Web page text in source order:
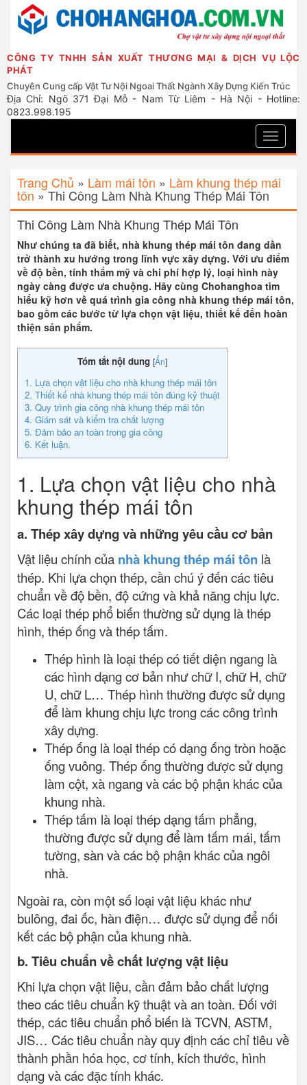
CÔNG TY TNHH SẢN XUẤT THƯƠNG MẠI & DỊCH VỤ LỘC
PHÁT
Chuyên Cung cấp Vật Tư Nội Ngoai Thất Ngành Xây Dựng Kiến Trúc
Địa Chỉ: Ngõ 371 Đại Mỗ - Nam Từ Liêm - Hà Nội - Hotline:
0823.998.195
Toggle
Trang Chủ » Làm mái tôn » Làm khung thép mái
tôn »Thi Công Làm Nhà Khung Thép Mái Tôn
Thi Công Làm Nhà Khung Thép Mái Tôn
Như chúng ta đã biết, nhà khung thép mái tôn đang dần
trở thành xu hướng trong lĩnh vực xây dựng. Với ưu điểm
về độ bền, tính thẩm mỹ và chi phí hợp lý, loại hình này
ngày càng được ưa chuộng. Hãy cùng Chohanghoa tìm
hiểu kỹ hơn về quá trình gia công nhà khung thép mái tôn,
bao gồm các bước từ lựa chọn vật liệu, thiết kế đến hoàn
thiện sản phẩm.
Tóm tắt nội dung [Ẩn]
1. Lựa chọn vật liệu cho nhà khung thép mái tôn
2. Thiết kế nhà khung thép mái tôn đúng kỹ thuật
3. Quy trình gia công nhà khung thép mái tôn
4. Giám sát và kiểm tra chất lượng
5. Đảm bảo an toàn trong gia công
6. Kết luận.
1. Lựa chọn vật liệu cho nhà
khung thép mái tôn
a. Thép xây dựng và những yêu cầu cơ bản
Vật liệu chính của nhà khung thép mái tôn là
thép. Khi lựa chọn thép, cần chú ý đến các tiêu
chuẩn về độ bền, độ cứng và khả năng chịu lực.
Các loại thép phổ biến thường sử dụng là thép
hình, thép ống và thép tấm.
Thép hình là loại thép có tiết diện ngang là
các hình dạng cơ bản như chữ I, chữ H, chữ
U, chữ L… Thép hình thường được sử dụng
để làm khung chịu lực trong các công trình
xây dựng.
Thép ống là loại thép có dạng ống tròn hoặc
ống vuông. Thép ống thường được sử dụng
làm cột, xà ngang và các bộ phận khác của
khung nhà.
Thép tấm là loại thép dạng tấm phẳng,
thường được sử dụng để làm tấm mái, tấm
tường, sàn và các bộ phận khác của ngôi
nhà.
Ngoài ra, còn một số loại vật liệu khác như
bulông, đai ốc, hàn điện… được sử dụng để nối
kết các bộ phận của khung nhà.
b. Tiêu chuẩn về chất lượng vật liệu
Khi lựa chọn vật liệu, cần đảm bảo chất lượng
theo các tiêu chuẩn kỹ thuật và an toàn. Đối với
thép, các tiêu chuẩn phổ biến là TCVN, ASTM,
JIS… Các tiêu chuẩn này quy định các chỉ tiêu về
thành phần hóa học, cơ tính, kích thước, hình
dạng và các đặc tính khác.